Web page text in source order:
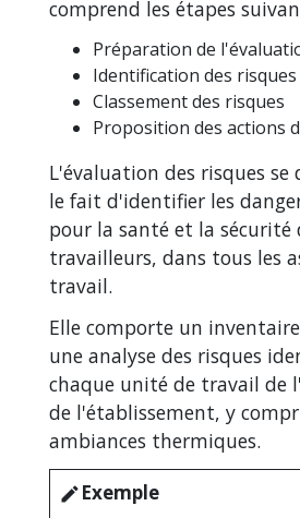
comprend les étapes
Préparation de
Identification des risques
Classement des risques
Proposition des actions
L'évaluation des risques
le fait d'identifier les
pour la santé et la sécurité
travailleurs, dans tous les
travail.
Elle comporte un
une analyse des risques
chaque unité de travail de
de l'établissement, y
ambiances thermiques.
edit Exemple